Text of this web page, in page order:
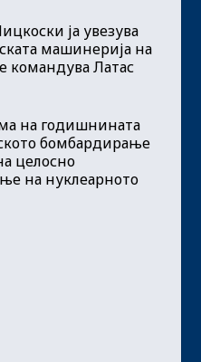
ја увезува
машинерија на
командува Латас
на годишнината
бомбардирање
целосно
на нуклеарното